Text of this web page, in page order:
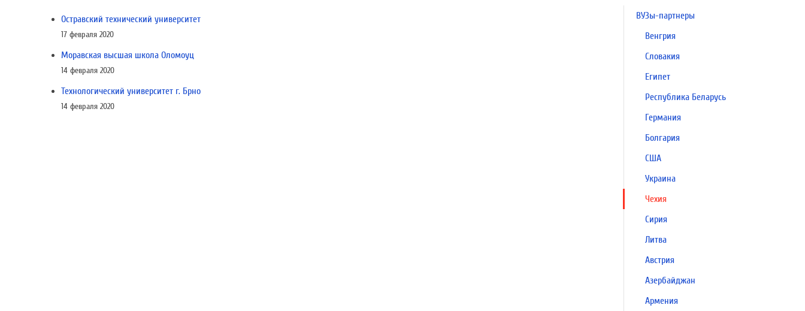
Остравский технический университет
17 февраля 2020
Моравская высшая школа Оломоуц
14 февраля 2020
Технологический университет г. Брно
14 февраля 2020
ВУЗы-партнеры
Венгрия
Словакия
Египет
Республика Беларусь
Германия
Болгария
США
Украина
Чехия
Сирия
Литва
Австрия
Азербайджан
Армения